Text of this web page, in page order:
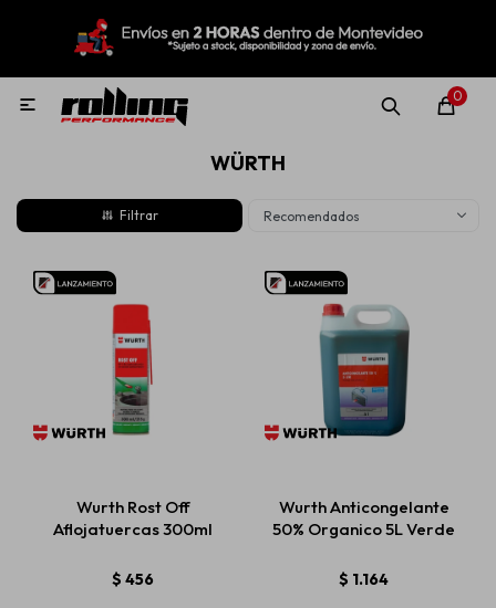
0

WÜRTH
Recomendados
Wurth Rost Off
Aflojatuercas 300ml
$ 456
Wurth Anticongelante
50% Organico 5L Verde
$ 1.164
MI CUENTA
Nuevo! Rolling Repuestos
Lubricantes
Estética automotriz